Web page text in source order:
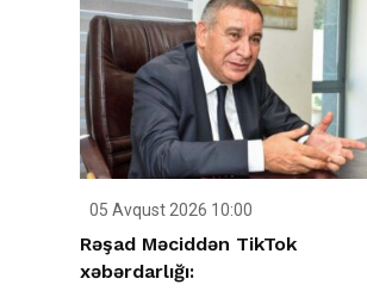
05 Avqust 2026 10:00
Rəşad Məciddən TikTok
xəbərdarlığı: